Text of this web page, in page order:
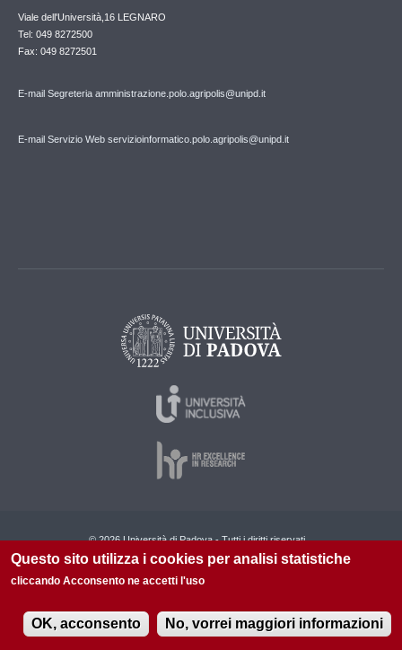
Viale dell'Università,16 LEGNARO
Tel: 049 8272500
Fax: 049 8272501
E-mail Segreteria amministrazione.polo.agripolis@unipd.it
E-mail Servizio Web servizioinformatico.polo.agripolis@unipd.it
© 2026 Università di Padova - Tutti i diritti riservati
P.I. 00742430283 C.F. 80006480281
Questo sito utilizza i cookies per analisi statistiche
cliccando Acconsento ne accetti l'uso
OK, acconsento No, vorrei maggiori informazioni